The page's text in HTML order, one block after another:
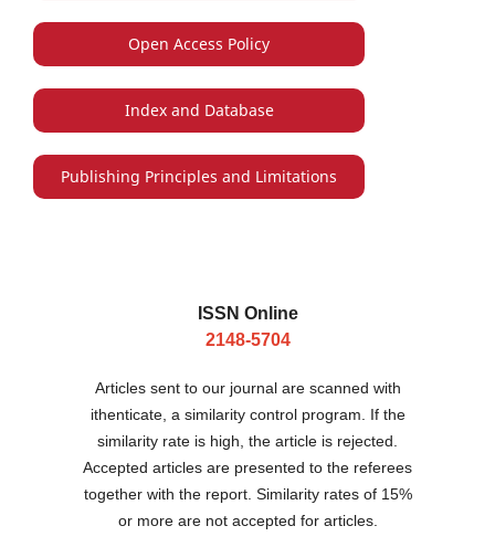
Open Access Policy
Index and Database
Publishing Principles and Limitations
ISSN Online
2148-5704
Articles sent to our journal are scanned with
ithenticate, a similarity control program. If the
similarity rate is high, the article is rejected.
Accepted articles are presented to the referees
together with the report. Similarity rates of 15%
or more are not accepted for articles.